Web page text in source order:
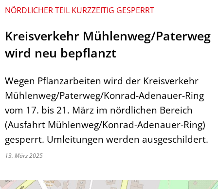
NÖRDLICHER TEIL KURZZEITIG GESPERRT
Kreisverkehr Mühlenweg/Paterweg
wird neu bepflanzt
Wegen Pflanzarbeiten wird der Kreisverkehr
Mühlenweg/Paterweg/Konrad-Adenauer-Ring
vom 17. bis 21. März im nördlichen Bereich
(Ausfahrt Mühlenweg/Konrad-Adenauer-Ring)
gesperrt. Umleitungen werden ausgeschildert.
13. März 2025